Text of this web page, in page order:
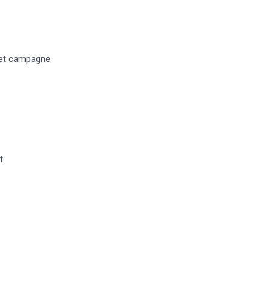
campagne